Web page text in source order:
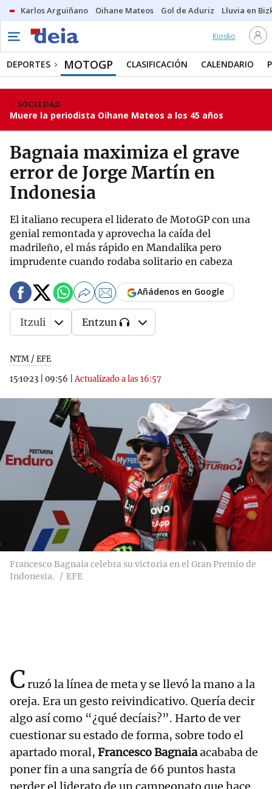
Karlos Arguiñano Oihane Mateos Gol de Aduriz Lluvia en
Kiosko
DEPORTES MOTOGP CLASIFICACIÓN CALENDARIO
SOCIEDAD
Muere la periodista Oihane Mateos a los 45 años
Bagnaia maximiza el grave
error de Jorge Martín en
Indonesia
El italiano recupera el liderato de MotoGP con una
genial remontada y aprovecha la caída del
madrileño, el más rápido en Mandalika pero
imprudente cuando rodaba solitario en cabeza
NTM / EFE
15·10·23
09:56 |Actualizado a las 16:57
Añádenos en Google
Itzuli Entzun
Francesco Bagnaia celebra su victoria en el Gran Premio de
Indonesia.
EFE
Cruzó la línea de meta y se llevó la mano a la
oreja. Era un gesto reivindicativo. Quería decir
algo así como “¿qué decíais?”. Harto de ver
cuestionar su estado de forma, sobre todo el
apartado moral, Francesco Bagnaiaacababa de
poner fin a una sangría de 66 puntos hasta